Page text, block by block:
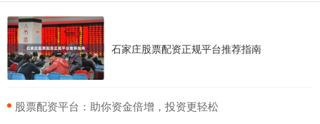
石家庄股票配资正规平台推荐指南
​股票配资平台：助你资金倍增，投资更轻松